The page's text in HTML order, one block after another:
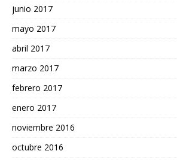
junio 2017
mayo 2017
abril 2017
marzo 2017
febrero 2017
enero 2017
noviembre 2016
octubre 2016